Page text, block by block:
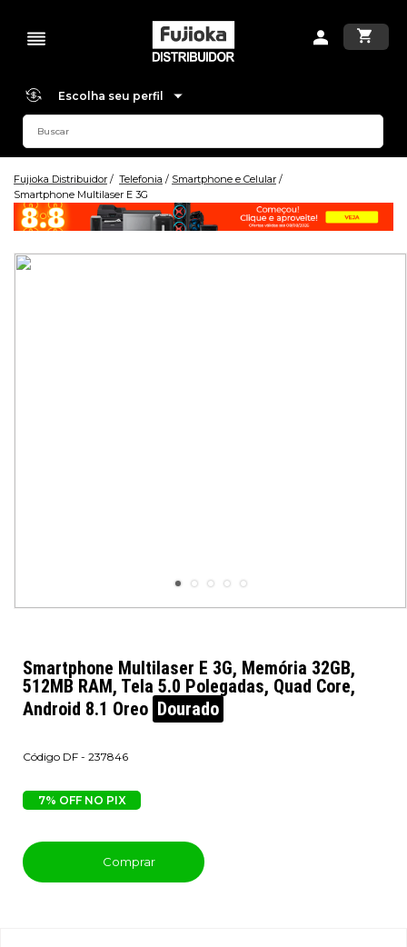
Escolha seu perfil
Fujioka Distribuidor Telefonia
Smartphone e Celular
Smartphone Multilaser E 3G
Smartphone Multilaser E 3G, Memória 32GB,
512MB RAM, Tela 5.0 Polegadas, Quad Core,
Android 8.1 Oreo Dourado
DF - 237846
7% OFF NO PIX
Comprar